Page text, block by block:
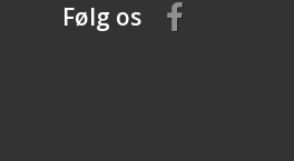
Følg os